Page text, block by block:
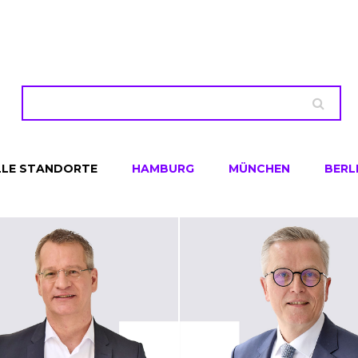
STANDORTE HAMBURG MÜNCHEN